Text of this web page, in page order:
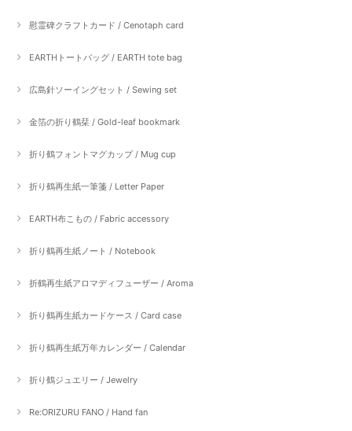
慰霊碑クラフトカード / Cenotaph card
EARTHトートバッグ / EARTH tote bag
広島針ソーイングセット / Sewing set
金箔の折り鶴栞 / Gold-leaf bookmark
折り鶴フォントマグカップ / Mug cup
折り鶴再生紙一筆箋 / Letter Paper
EARTH布こもの / Fabric accessory
折り鶴再生紙ノート / Notebook
折鶴再生紙アロマディフューザー / Aroma
折り鶴再生紙カードケース / Card case
折り鶴再生紙万年カレンダー / Calendar
折り鶴ジュエリー / Jewelry
Re:ORIZURU FANO / Hand fan